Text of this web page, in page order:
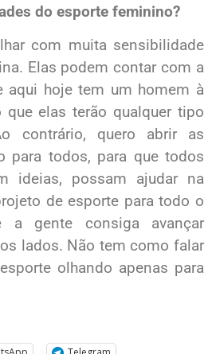
do esporte feminino?
com muita sensibilidade
Elas podem contar com a
aqui hoje tem um homem à
elas terão qualquer tipo
contrário, quero abrir as
para todos, para que todos
ideias, possam ajudar na
de esporte para todo o
a gente consiga avançar
lados. Não tem como falar
olhando apenas para